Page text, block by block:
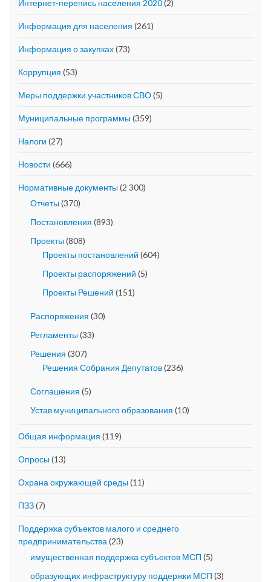
Интернет-перепись населения 2020(2)
Информация для населения (261)
Информация о закупках(73)
Коррупция (53)
Меры поддержки участников СВО(5)
Муниципальные программы(359)
Налоги (27)
Новости (666)
Нормативные документы(2 300)
Отчеты(370)
Постановления (893)
Проекты(808)
Проекты постановлений (604)
Проекты распоряжений (5)
Проекты Решений (151)
Распоряжения (30)
Регламенты(33)
Решения (307)
Решения Собрания Депутатов(236)
Соглашения (5)
Устав муниципального образования (10)
Общая информация (119)
Опросы(13)
Охрана окружающей среды(11)
ПЗЗ(7)
Поддержка субъектов малого и среднего
предпринимательства(23)
имущественная поддержка субъектов МСП (5)
образующих инфраструктуру поддержки МСП (3)